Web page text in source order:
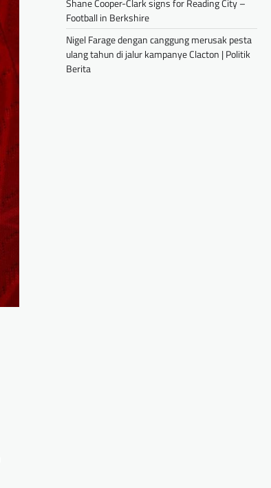
Shane Cooper-Clark signs for Reading City –
Football in Berkshire
Nigel Farage dengan canggung merusak pesta
ulang tahun di jalur kampanye Clacton | Politik
Berita